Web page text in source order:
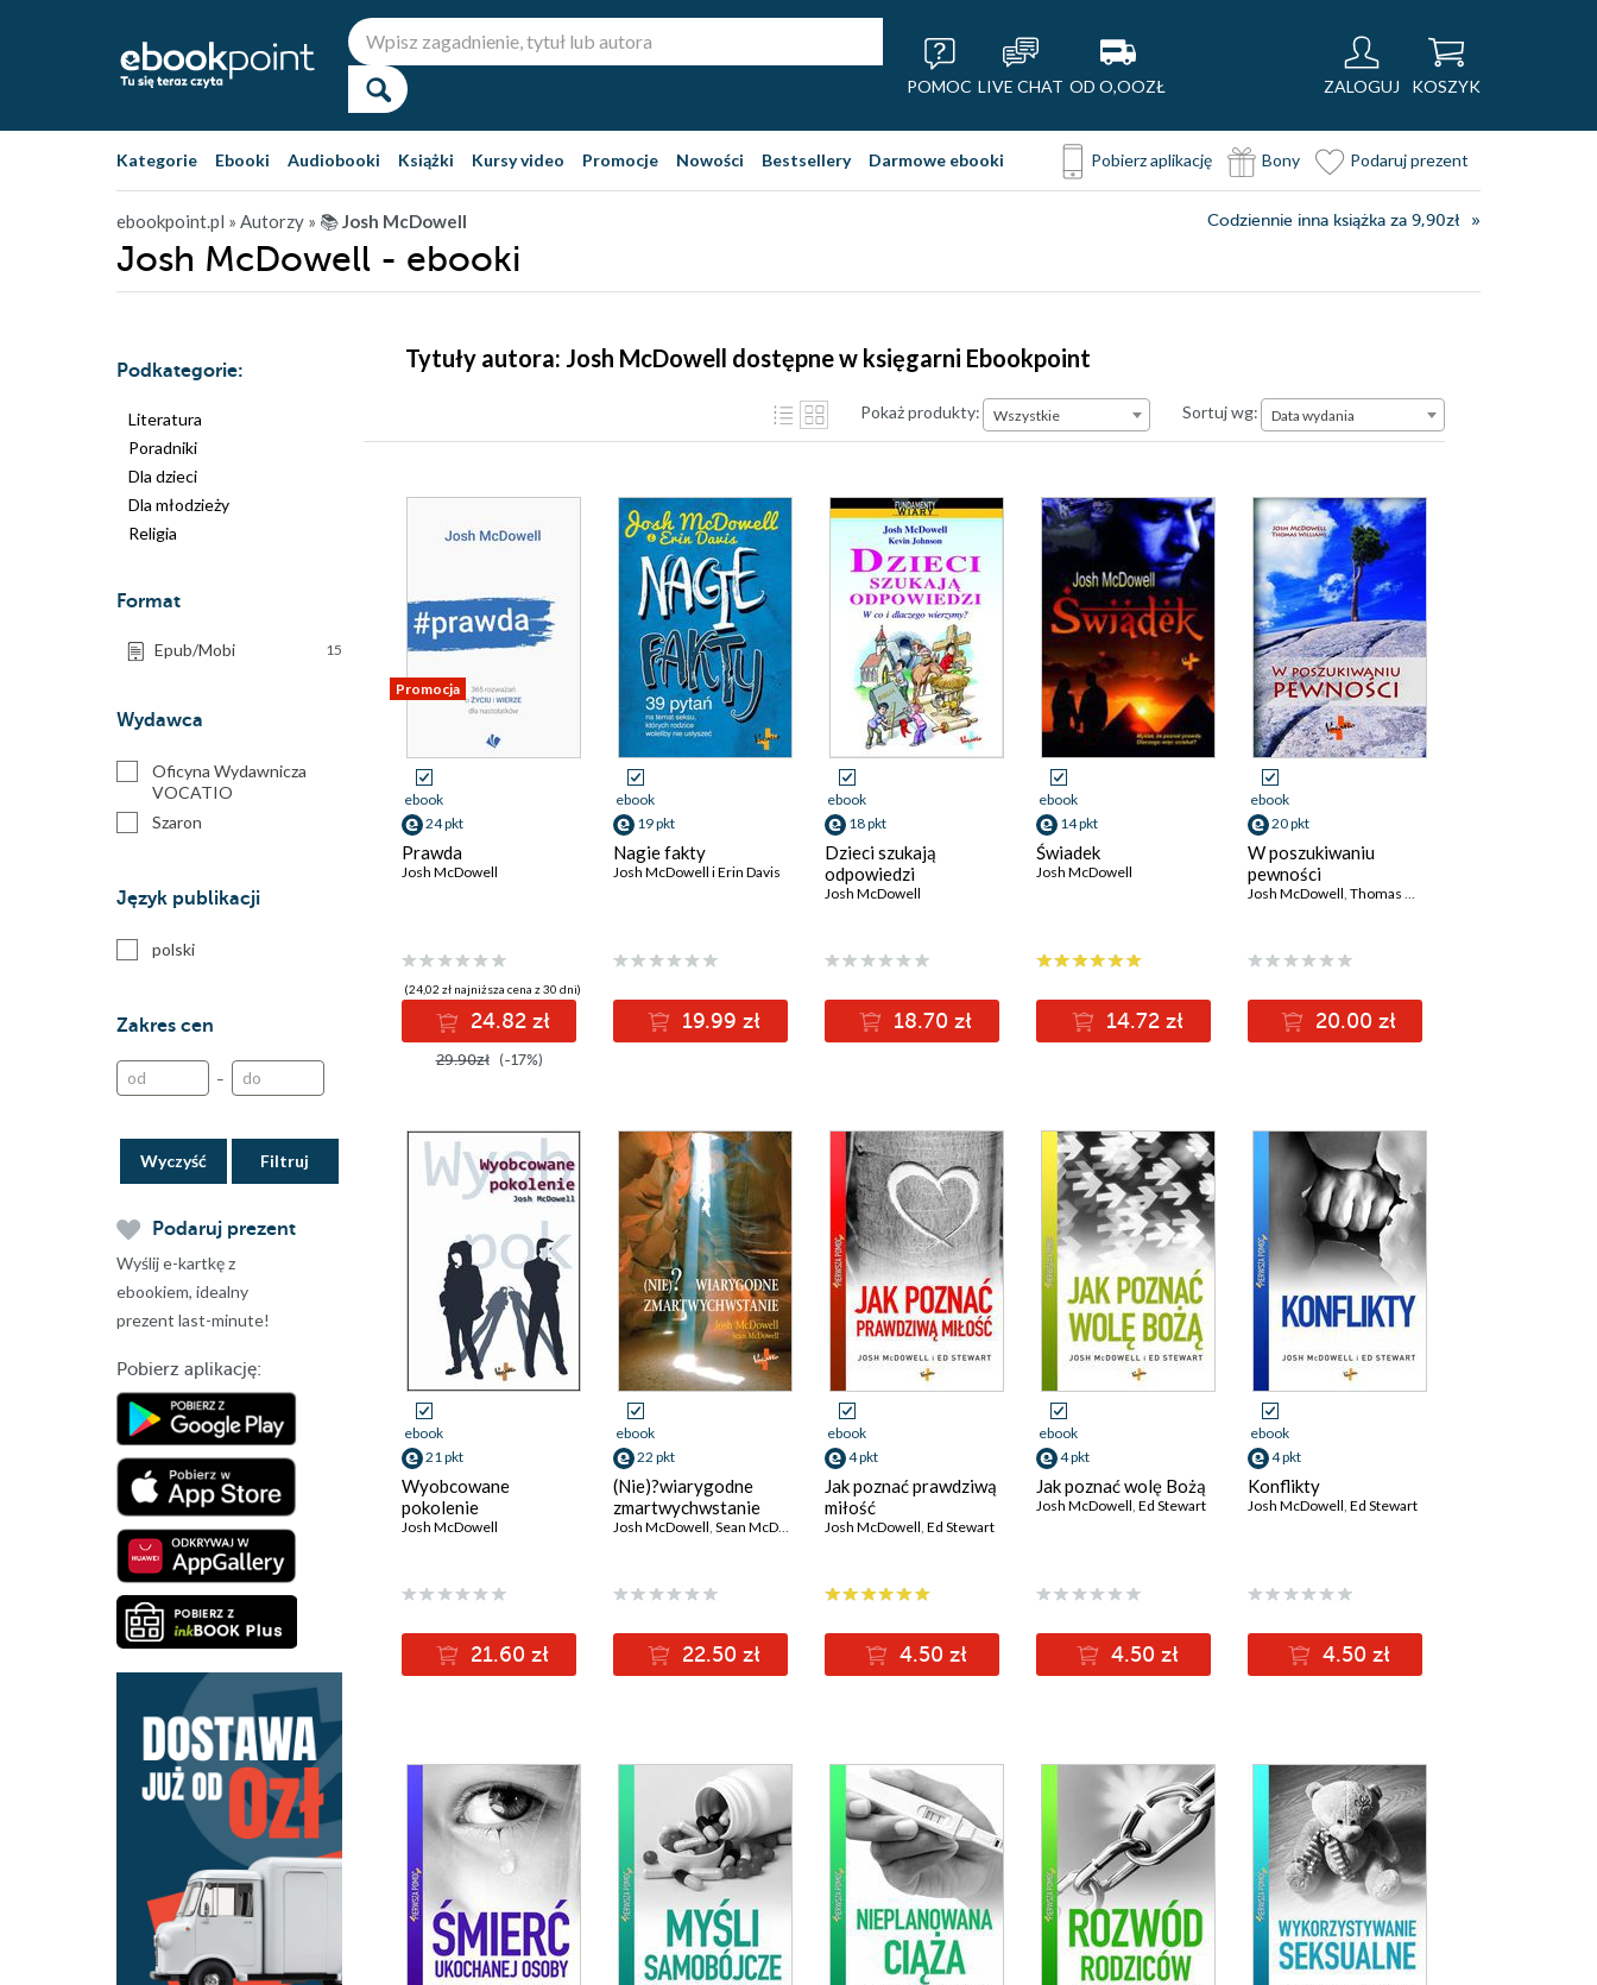
POMOC LIVE CHAT OD O,OOZŁ ZALOGUJ KOSZYK
Kategorie Ebooki Audiobooki Książki Kursy video Promocje Nowości Bestsellery Darmowe ebooki Pobierz aplikację Bony Podaruj prezent
ebookpoint.pl » Autorzy » 📚Josh McDowell Codziennie inna książka za 9,90zł
Josh McDowell - ebooki
Podkategorie:
Literatura
Poradniki
Dla dzieci
Dla młodzieży
Religia
Format
Epub/Mobi 15
Wydawca
Oficyna Wydawnicza
VOCATIO
Szaron
Język publikacji
polski
Zakres cen
–
Wyczyść
Podaruj prezent
Wyślij e-kartkę z
ebookiem, idealny
prezent last-minute!
Pobierz aplikację:
Tytuły autora: Josh McDowell dostępne w księgarni Ebookpoint
Pokaż produkty: Wszystkie Sortuj wg:Data wydania
Data wydania
Promocja
ebook
24 pkt
Prawda
Josh McDowell
(24,02 zł najniższa cena z 30 dni)
24.82 zł
29.90zł (-17%)
ebook
19 pkt
Nagie fakty
Josh McDowell i Erin Davis
19.99 zł
ebook
18 pkt
Dzieci szukają
odpowiedzi
Josh McDowell
18.70 zł
ebook
14 pkt
Świadek
Josh McDowell
14.72 zł
ebook
20 pkt
W poszukiwaniu
pewności
Josh McDowell, Thomas Williams
20.00 zł
ebook
21 pkt
Wyobcowane
pokolenie
Josh McDowell
21.60 zł
ebook
22 pkt
(Nie)?wiarygodne
zmartwychwstanie
Josh McDowell, Sean McDowell
22.50 zł
ebook
4 pkt
Jak poznać prawdziwą
miłość
Josh McDowell, Ed Stewart
4.50 zł
ebook
4 pkt
Jak poznać wolę Bożą
Josh McDowell, Ed Stewart
4.50 zł
ebook
4 pkt
Konflikty
Josh McDowell, Ed Stewart
4.50 zł